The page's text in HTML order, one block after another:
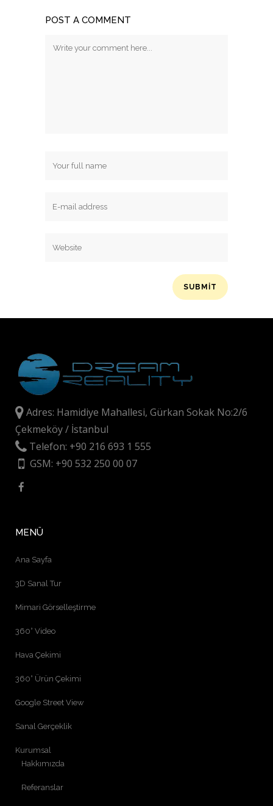
POST A COMMENT
Adres: Hamidiye Mahallesi, Gürkan Sokak No:2/6
Çekmeköy / İstanbul
Telefon: +90 216 693 1 555
GSM: +90 532 250 00 07
MENÜ
Ana Sayfa
3D Sanal Tur
Mimari Görselleştirme
360° Video
Hava Çekimi
360° Ürün Çekimi
Google Street View
Sanal Gerçeklik
Kurumsal
Hakkımızda
Referanslar